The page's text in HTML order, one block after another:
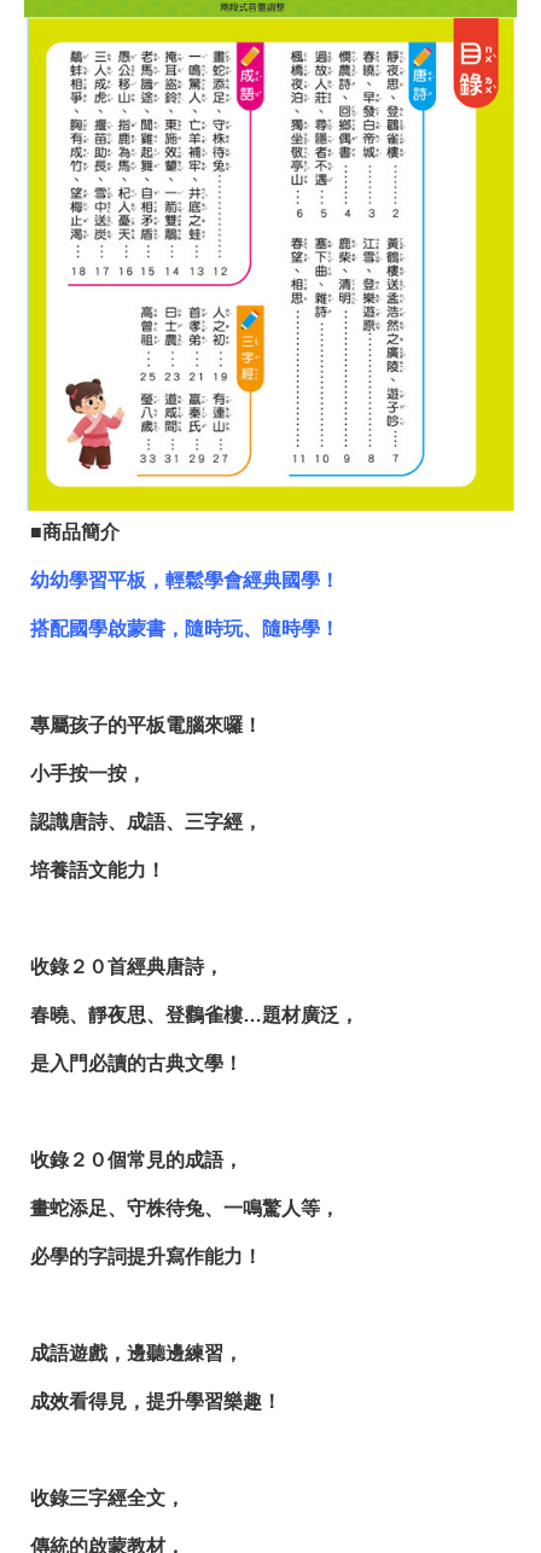
■商品簡介
幼幼學習平板，輕鬆學會經典國學！
搭配國學啟蒙書，隨時玩、隨時學！
專屬孩子的平板電腦來囉！
小手按一按，
認識唐詩、成語、三字經，
培養語文能力！
收錄２０首經典唐詩，
春曉、靜夜思、登鸛雀樓…題材廣泛，
是入門必讀的古典文學！
收錄２０個常見的成語，
畫蛇添足、守株待兔、一鳴驚人等，
必學的字詞提升寫作能力！
成語遊戲，邊聽邊練習，
成效看得見，提升學習樂趣！
收錄三字經全文，
傳統的啟蒙教材，